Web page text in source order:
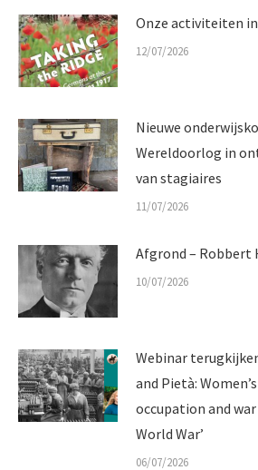
Onze activiteiten
12/07/2026
Nieuwe
Wereldoorlog in
van stagiaires
11/07/2026
Afgrond – Robbert
10/07/2026
Webinar
and Pietà:
occupation and
World War’
06/07/2026